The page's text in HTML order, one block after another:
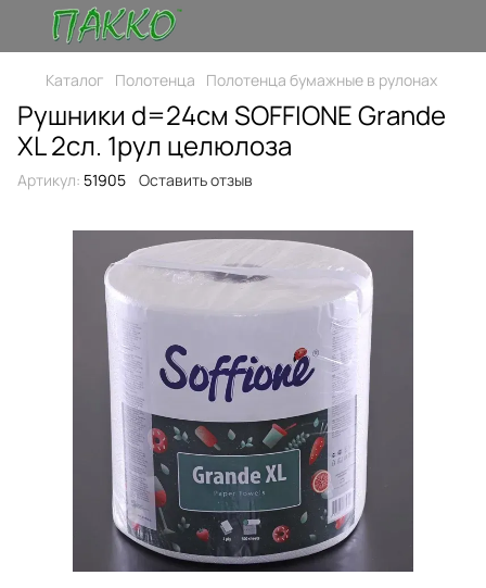
Каталог Полотенца Полотенца бумажные в рулонах
Рушники d=24см SOFFIONE Grande
XL 2сл. 1рул целюлоза
Артикул: 51905 Оставить отзыв